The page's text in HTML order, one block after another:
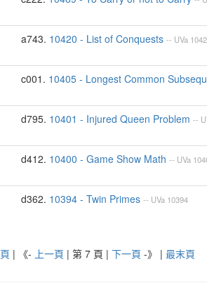
a743. 10420 - List of Conquests -- UVa
c001. 10405 - Longest Common
d795. 10401 - Injured Queen Problem --
d412. 10400 - Game Show Math -- UVa
d362. 10394 - Twin Primes -- UVa 10394
| 《- 上一頁 | 第 7 頁 | 下一頁 -》 | 最末頁